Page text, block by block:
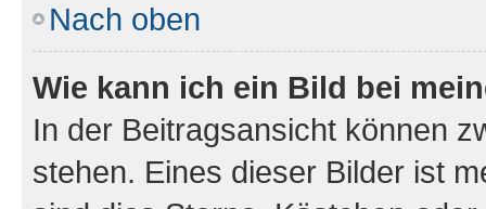
Nach oben
Wie kann ich ein Bild bei
In der Beitragsansicht können
stehen. Eines dieser Bilder ist